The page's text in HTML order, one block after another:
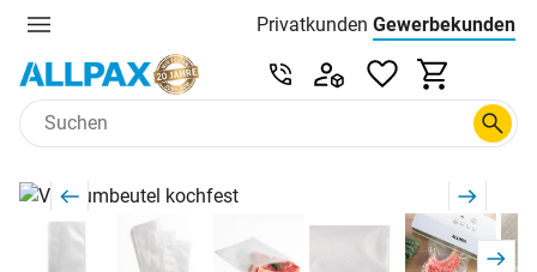
Menu Privatkunden Preisliste:
Gewerbekunden
Zum Hauptinhalt springen
Service & Beratung unter
Produktgalerie
Zur Kaufbox springen